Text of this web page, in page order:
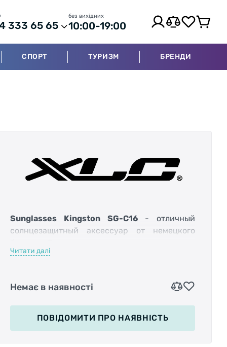
333 65 65
без вихідних
10:00-19:00
СПОРТ ТУРИЗМ БРЕНДИ
Sunglasses Kingston SG-C16- отличный
солнцезащитный аксессуар от немецкого
просто незаменимы. Очки имеют сдержанный
Читати далі
Немає в наявності
ПОВІДОМИТИ ПРО НАЯВНІСТЬ